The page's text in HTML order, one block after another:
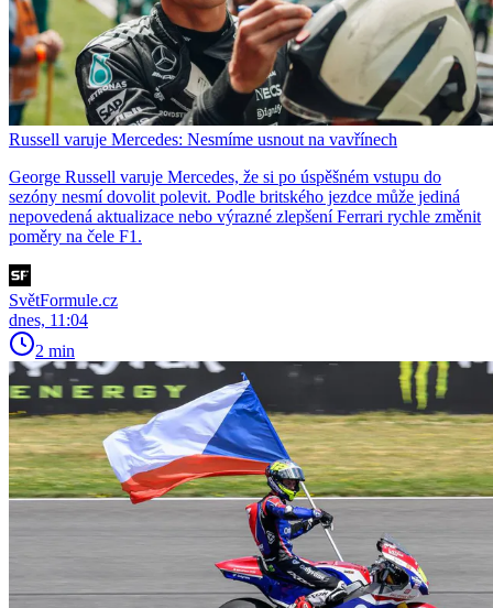
Russell varuje Mercedes: Nesmíme usnout na vavřínech
George Russell varuje Mercedes, že si po úspěšném vstupu do
sezóny nesmí dovolit polevit. Podle britského jezdce může jediná
nepovedená aktualizace nebo výrazné zlepšení Ferrari rychle změnit
poměry na čele F1.
SvětFormule.cz
dnes, 11:04
2 min